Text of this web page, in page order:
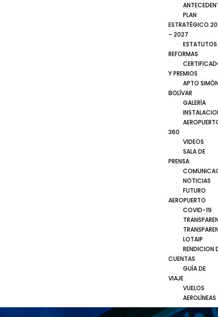
PLAN
ESTRATÉGICO
– 2027
ESTATUTOS
REFORMAS
Y PREMIOS
APTO
BOLÍVAR
GALERÍA
360
VIDEOS
SALA DE
PRENSA
NOTICIAS
FUTURO
AEROPUERTO
COVID-19
LOTAIP
RENDICION
CUENTAS
GUÍA DE
VIAJE
VUELOS
AEROLÍNEAS